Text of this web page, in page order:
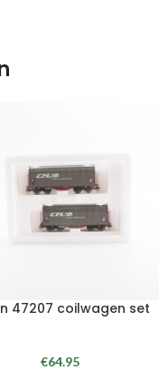
47207 coilwagen set
€64.95